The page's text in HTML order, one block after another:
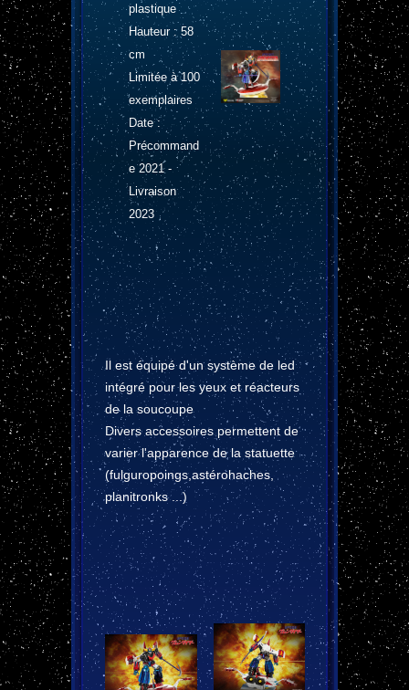
plastique
Hauteur : 58
cm
Limitée à 100
exemplaires
Date :
Précommand
e 2021 -
Livraison
2023
Il est équipé d'un système de led
intégré pour les yeux et réacteurs
de la soucoupe
Divers accessoires permettent de
varier l'apparence de la statuette
(fulguropoings,astérohaches,
planitronks ...)